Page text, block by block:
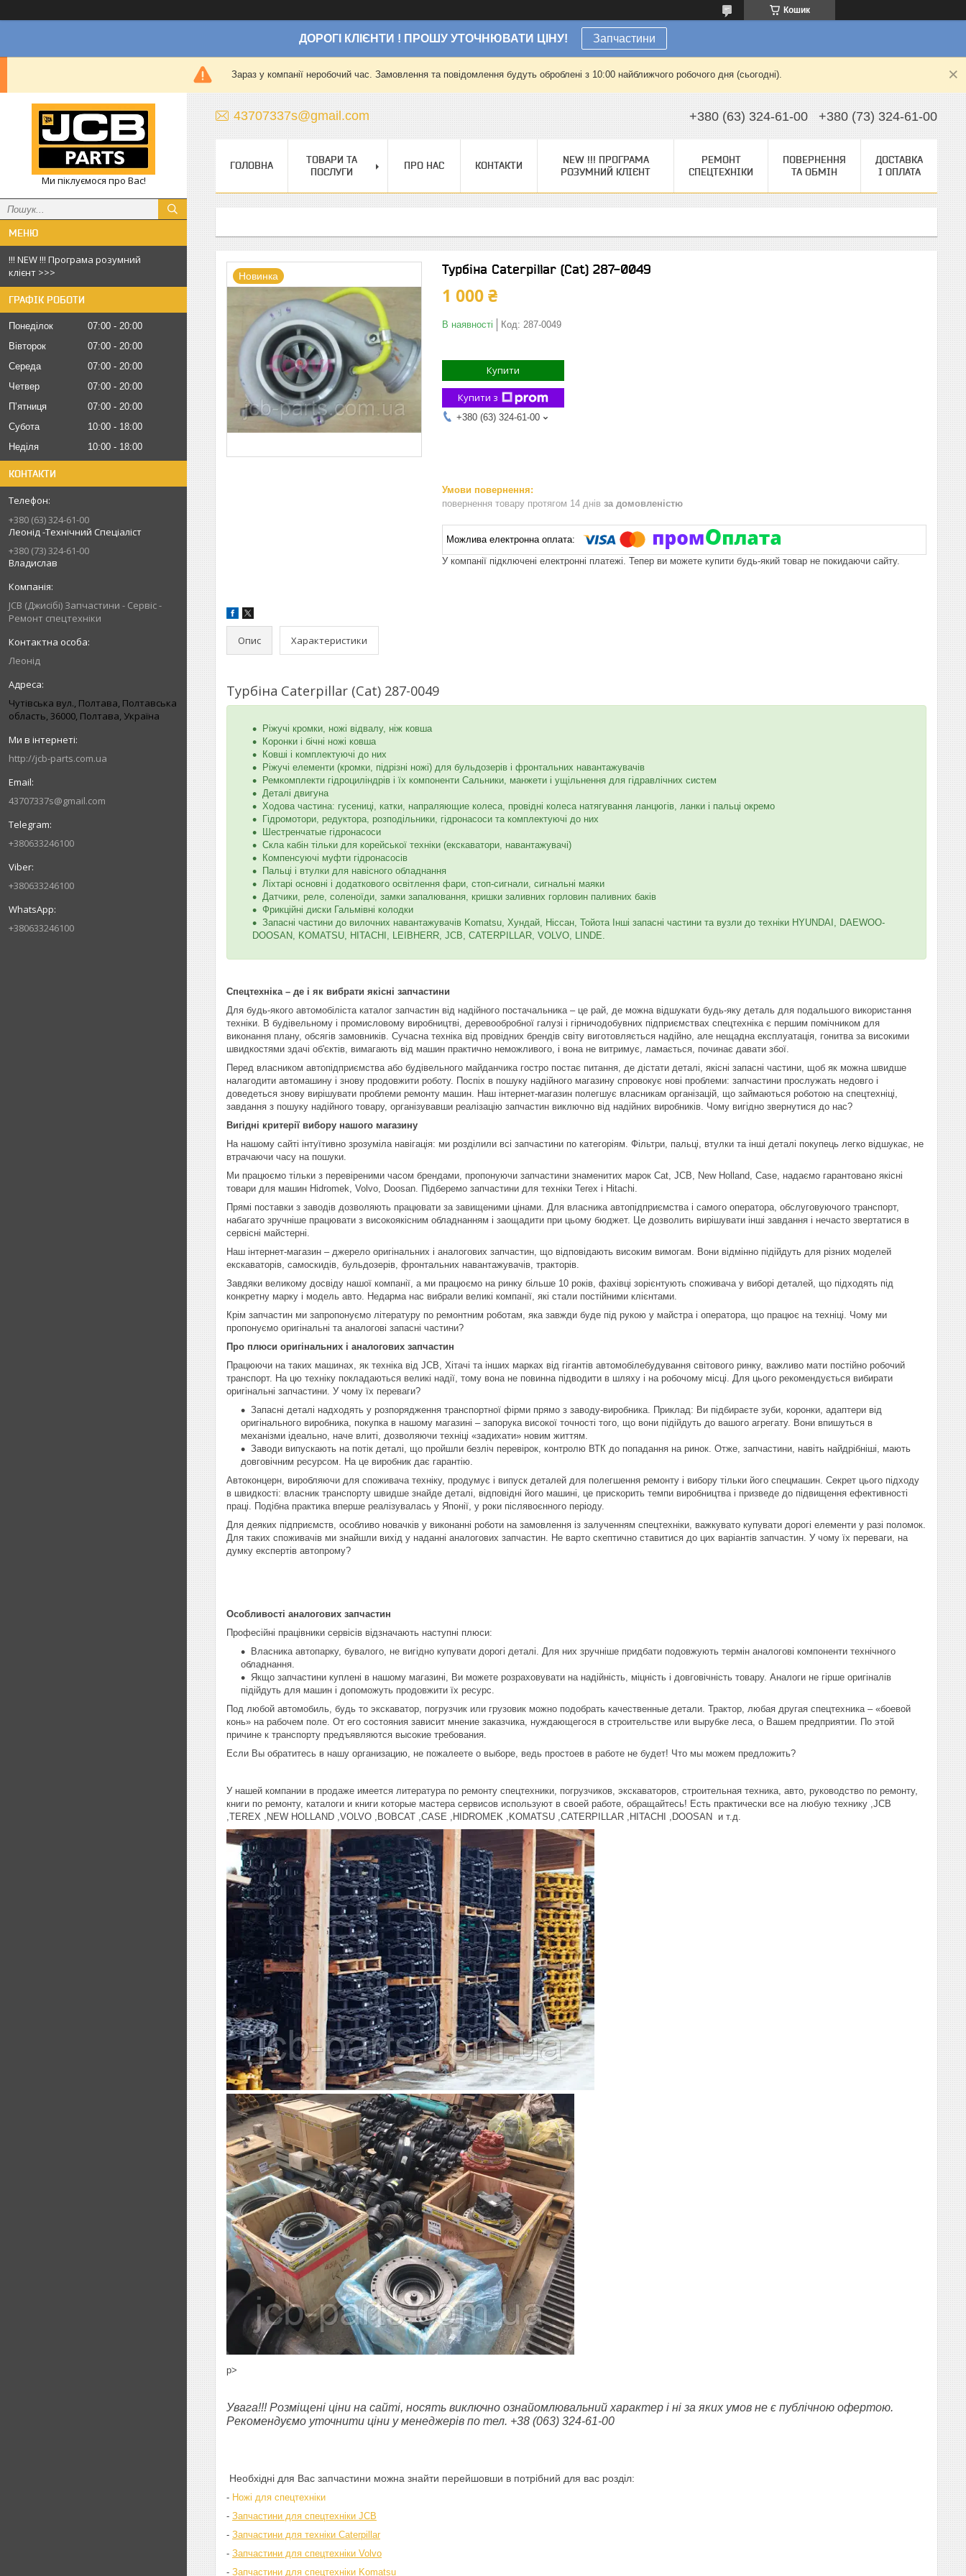
Кошик
ДОРОГІ КЛІЄНТИ ! ПРОШУ УТОЧНЮВАТИ ЦІНУ! Запчастини
Зараз у компанії неробочий час. Замовлення та повідомлення будуть оброблені з 10:00 найближчого робочого дня (сьогодні).
Ми піклуємося про Вас!
!!! NEW !!! Програма розумний
клієнт >>>
ГРАФІК РОБОТИ
Понеділок 07:00
20:00
Вівторок
07:00
20:00
Середа
07:00
20:00
Четвер
07:00
20:00
Пʼятниця
07:00
20:00
Субота
10:00
18:00
Неділя
10:00 18:00
КОНТАКТИ
+380 (63) 324-61-00
Леонід -Технічний Спеціаліст
+380 (73) 324-61-00
Владислав
JCB (Джисібі) Запчастини - Сервіс -
Ремонт спецтехніки
Леонід
Чутівська вул., Полтава, Полтавська
область, 36000, Полтава, Україна
http://jcb-parts.com.ua
43707337s@gmail.com
+380633246100
+380633246100
+380633246100
43707337s@gmail.com +380 (63) 324-61-00 +380 (73) 324-61-00
ГОЛОВНА
ТОВАРИ ТА
ПОСЛУГИ
ПРО НАС КОНТАКТИ
NEW !!! ПРОГРАМА
РОЗУМНИЙ КЛІЄНТ
РЕМОНТ
СПЕЦТЕХНІКИ
ПОВЕРНЕННЯ
ТА ОБМІН
ДОСТАВКА
І ОПЛАТА
Новинка Турбіна Caterpillar (Cat) 287-0049
1 000 ₴
В наявності Код: 287-0049
Купити
Купити з
+380 (63) 324-61-00
повернення товару протягом 14 днів за домовленістю
У компанії підключені електронні платежі. Тепер ви можете купити будь-який товар не покидаючи сайту.
Опис Характеристики
Турбіна Caterpillar (Cat) 287-0049
Ріжучі кромки, ножі відвалу, ніж ковша
Коронки і бічні ножі ковша
Ковші і комплектуючі до них
Ріжучі елементи (кромки, підрізні ножі) для бульдозерів і фронтальних навантажувачів
Ремкомплекти гідроциліндрів і їх компоненти Сальники, манжети і ущільнення для гідравлічних систем
Деталі двигуна
Ходова частина: гусениці, катки, напраляющие колеса, провідні колеса натягування ланцюгів, ланки і пальці окремо
Гідромотори, редуктора, розподільники, гідронасоси та комплектуючі до них
Шестренчатые гідронасоси
Скла кабін тільки для корейської техніки (екскаватори, навантажувачі)
Компенсуючі муфти гідронасосів
Пальці і втулки для навісного обладнання
Ліхтарі основні і додаткового освітлення фари, стоп-сигнали, сигнальні маяки
Датчики, реле, соленоїди, замки запалювання, кришки заливних горловин паливних баків
Фрикційні диски Гальмівні колодки
Запасні частини до вилочних навантажувачів Komatsu, Хундай, Ніссан, Тойота Інші запасні частини та вузли до техніки HYUNDAI, DAEWOO-
DOOSAN, KOMATSU, HITACHI, LEIBHERR, JCB, CATERPILLAR, VOLVO, LINDE.
Спецтехніка – де і як вибрати якісні запчастини
Для будь-якого автомобіліста каталог запчастин від надійного постачальника – це рай, де можна відшукати будь-яку деталь для подальшого використання
техніки. В будівельному і промисловому виробництві, деревообробної галузі і гірничодобувних підприємствах спецтехніка є першим помічником для
виконання плану, обсягів замовників. Сучасна техніка від провідних брендів світу виготовляється надійно, але нещадна експлуатація, гонитва за високими
швидкостями здачі об'єктів, вимагають від машин практично неможливого, і вона не витримує, ламається, починає давати збої.
Перед власником автопідприємства або будівельного майданчика гостро постає питання, де дістати деталі, якісні запасні частини, щоб як можна швидше
налагодити автомашину і знову продовжити роботу. Поспіх в пошуку надійного магазину спровокує нові проблеми: запчастини прослужать недовго і
доведеться знову вирішувати проблеми ремонту машин. Наш інтернет-магазин полегшує власникам організацій, що займаються роботою на спецтехніці,
завдання з пошуку надійного товару, організувавши реалізацію запчастин виключно від надійних виробників. Чому вигідно звернутися до нас?
Вигідні критерії вибору нашого магазину
На нашому сайті інтуїтивно зрозуміла навігація: ми розділили всі запчастини по категоріям. Фільтри, пальці, втулки та інші деталі покупець легко відшукає, не
втрачаючи часу на пошуки.
Ми працюємо тільки з перевіреними часом брендами, пропонуючи запчастини знаменитих марок Cat, JCB, New Holland, Case, надаємо гарантовано якісні
товари для машин Hidromek, Volvo, Doosan. Підберемо запчастини для техніки Terex і Hitachi.
Прямі поставки з заводів дозволяють працювати за завищеними цінами. Для власника автопідприємства і самого оператора, обслуговуючого транспорт,
набагато зручніше працювати з високоякісним обладнанням і заощадити при цьому бюджет. Це дозволить вирішувати інші завдання і нечасто звертатися в
сервісні майстерні.
Наш інтернет-магазин – джерело оригінальних і аналогових запчастин, що відповідають високим вимогам. Вони відмінно підійдуть для різних моделей
екскаваторів, самоскидів, бульдозерів, фронтальних навантажувачів, тракторів.
Завдяки великому досвіду нашої компанії, а ми працюємо на ринку більше 10 років, фахівці зорієнтують споживача у виборі деталей, що підходять під
конкретну марку і модель авто. Недарма нас вибрали великі компанії, які стали постійними клієнтами.
Крім запчастин ми запропонуємо літературу по ремонтним роботам, яка завжди буде під рукою у майстра і оператора, що працює на техніці. Чому ми
пропонуємо оригінальні та аналогові запасні частини?
Про плюси оригінальних і аналогових запчастин
Працюючи на таких машинах, як техніка від JCB, Хітачі та інших марках від гігантів автомобілебудування світового ринку, важливо мати постійно робочий
транспорт. На цю техніку покладаються великі надії, тому вона не повинна підводити в шляху і на робочому місці. Для цього рекомендується вибирати
оригінальні запчастини. У чому їх переваги?
Запасні деталі надходять у розпорядження транспортної фірми прямо з заводу-виробника. Приклад: Ви підбираєте зуби, коронки, адаптери від
оригінального виробника, покупка в нашому магазині – запорука високої точності того, що вони підійдуть до вашого агрегату. Вони впишуться в
механізми ідеально, наче влиті, дозволяючи техніці «задихати» новим життям.
Заводи випускають на потік деталі, що пройшли безліч перевірок, контролю ВТК до попадання на ринок. Отже, запчастини, навіть найдрібніші, мають
довговічним ресурсом. На це виробник дає гарантію.
Автоконцерн, виробляючи для споживача техніку, продумує і випуск деталей для полегшення ремонту і вибору тільки його спецмашин. Секрет цього підходу
в швидкості: власник транспорту швидше знайде деталі, відповідні його машині, це прискорить темпи виробництва і призведе до підвищення ефективності
праці. Подібна практика вперше реалізувалась у Японії, у роки післявоєнного періоду.
Для деяких підприємств, особливо новачків у виконанні роботи на замовлення із залученням спецтехніки, важкувато купувати дорогі елементи у разі поломок.
Для таких споживачів ми знайшли вихід у наданні аналогових запчастин. Не варто скептично ставитися до цих варіантів запчастин. У чому їх переваги, на
думку експертів автопрому?
Особливості аналогових запчастин
Професійні працівники сервісів відзначають наступні плюси:
Власника автопарку, бувалого, не вигідно купувати дорогі деталі. Для них зручніше придбати подовжують термін аналогові компоненти технічного
обладнання.
Якщо запчастини куплені в нашому магазині, Ви можете розраховувати на надійність, міцність і довговічність товару. Аналоги не гірше оригіналів
підійдуть для машин і допоможуть продовжити їх ресурс.
Под любой автомобиль, будь то экскаватор, погрузчик или грузовик можно подобрать качественные детали. Трактор, любая другая спецтехника – «боевой
конь» на рабочем поле. От его состояния зависит мнение заказчика, нуждающегося в строительстве или вырубке леса, о Вашем предприятии. По этой
причине к транспорту предъявляются высокие требования.
Если Вы обратитесь в нашу организацию, не пожалеете о выборе, ведь простоев в работе не будет! Что мы можем предложить?
У нашей компании в продаже имеется литература по ремонту спецтехники, погрузчиков, экскаваторов, строительная техника, авто, руководство по ремонту,
книги по ремонту, каталоги и книги которые мастера сервисов используют в своей работе, обращайтесь! Есть практически все на любую технику ,JCB
,TEREX ,NEW HOLLAND ,VOLVO ,BOBCAT ,CASE ,HIDROMEK ,KOMATSU ,CATERPILLAR ,HITACHI ,DOOSAN и т.д.
p>
Увага!!! Розміщені ціни на сайті, носять виключно ознайомлювальний характер і ні за яких умов не є публічною офертою.
Рекомендуємо уточнити ціни у менеджерів по тел. +38 (063) 324-61-00
Необхідні для Вас запчастини можна знайти перейшовши в потрібний для вас розділ:
- Ножі для спецтехніки
- Запчастини для спецтехніки JCB
- Запчастини для техніки Caterpillar
- Запчастини для спецтехніки Volvo
- Запчастини для спецтехніки Komatsu